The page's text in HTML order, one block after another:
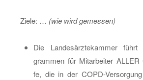
Ziele: … (wie wird ge­mes­sen)
Die Lan­des­ärz­te­kam­mer führt
gram­men für Mit­ar­bei­ter
fe, die in der COPD-